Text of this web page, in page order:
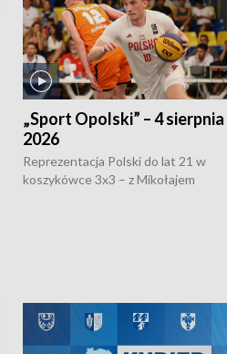
„Sport Opolski” – 4 sierpnia
2026
Reprezentacja Polski do lat 21 w
koszykówce 3x3 – z Mikołajem